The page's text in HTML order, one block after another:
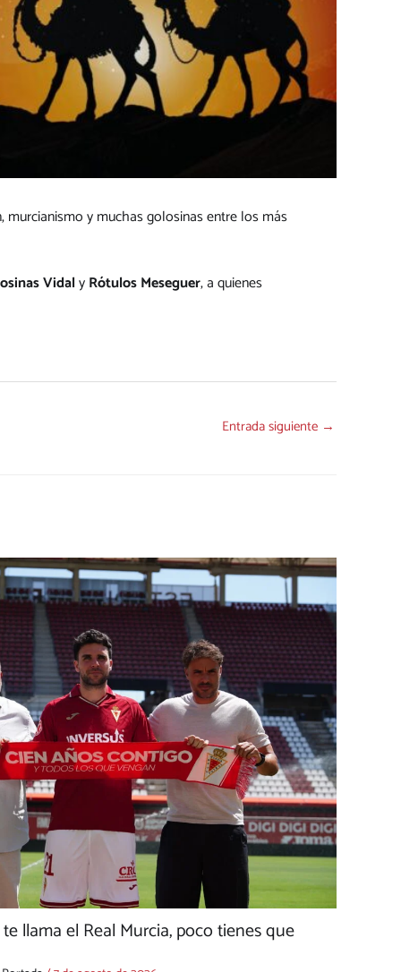
murcianismo y muchas golosinas entre los más
VidalyRótulos Meseguer, a quienes
Entrada siguiente →
llama el Real Murcia, poco tienes que